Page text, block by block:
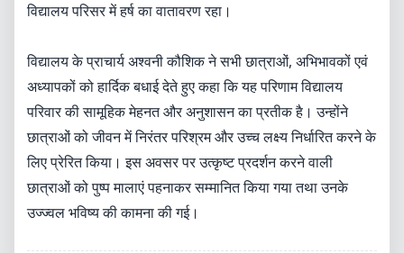
विद्यालय परिसर में हर्ष का वातावरण रहा।
विद्यालय के प्राचार्य अश्वनी कौशिक ने सभी छात्राओं, अभिभावकों एवं
अध्यापकों को हार्दिक बधाई देते हुए कहा कि यह परिणाम विद्यालय
परिवार की सामूहिक मेहनत और अनुशासन का प्रतीक है। उन्होंने
छात्राओं को जीवन में निरंतर परिश्रम और उच्च लक्ष्य निर्धारित करने के
लिए प्रेरित किया। इस अवसर पर उत्कृष्ट प्रदर्शन करने वाली
छात्राओं को पुष्प मालाएं पहनाकर सम्मानित किया गया तथा उनके
उज्ज्वल भविष्य की कामना की गई।